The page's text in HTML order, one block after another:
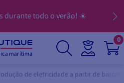
durante todo o verão! ☀️
marítima
0
de eletricidade a partir de barcos